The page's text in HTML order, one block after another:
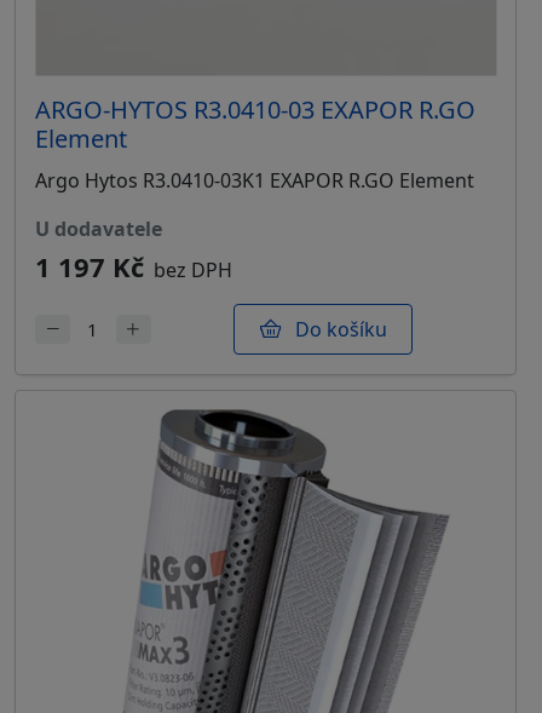
ARGO-HYTOS R3.0410-03 EXAPOR R.GO
Element
Argo Hytos R3.0410-03K1 EXAPOR R.GO Element
u dodavatele
1 197 Kč bez DPH
Do košíku